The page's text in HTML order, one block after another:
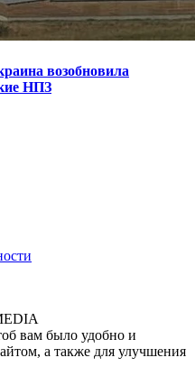
возобновила
НПЗ
вам было удобно и
а также для улучшения